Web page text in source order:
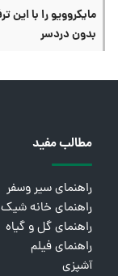
بدون دردسر
مطالب مفید
راهنمای سیر وسفر
راهنمای خانه شیک
راهنمای گل و گیاه
راهنمای فیلم
آشپزی